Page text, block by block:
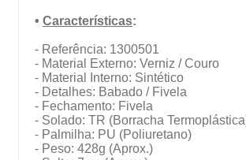
• Características:
- Referência: 1300501
- Material Externo: Verniz / Couro
- Material Interno: Sintético
- Detalhes: Babado / Fivela
- Fechamento: Fivela
- Solado: TR (Borracha
- Palmilha: PU (Poliuretano)
- Peso: 428g (Aprox.)